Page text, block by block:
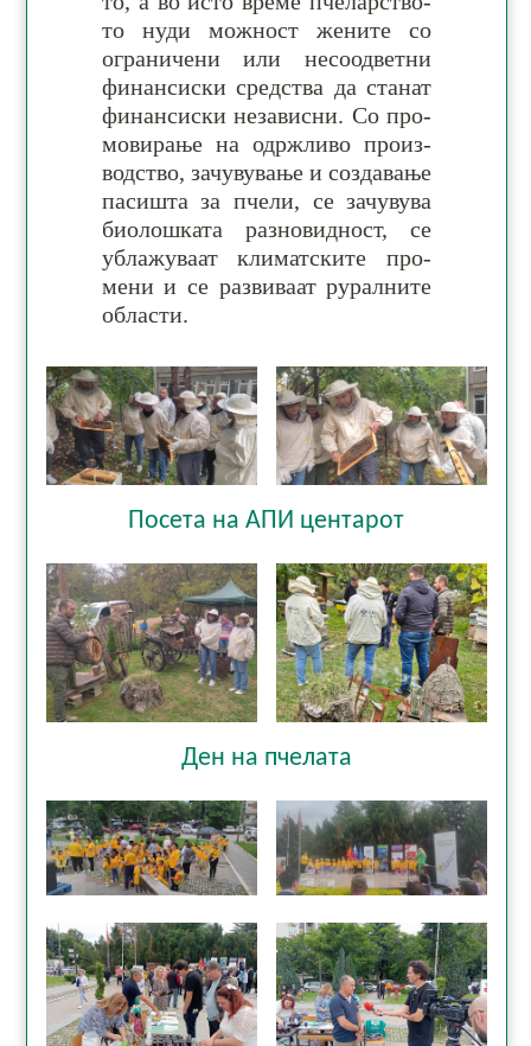
то нуди мож­ност же­ните со
огра­ни­чени или не­со­одвет­ни
фи­нан­сиски сред­ства да ста­нат
фи­нан­сиски не­за­висни. Со про­
мо­ви­рање на одрж­ливо про­из­
вод­ство, за­чу­ву­ва­ње и соз­да­ва­ње
па­си­шта за пче­ли, се за­чу­вува
био­лош­ката ра­зно­вид­ност, се
убла­жу­ваат кли­мат­ски­те про­
мени и се ра­зви­ваат руралните
области.
Посета на АПИ центарот
Ден на пчелата